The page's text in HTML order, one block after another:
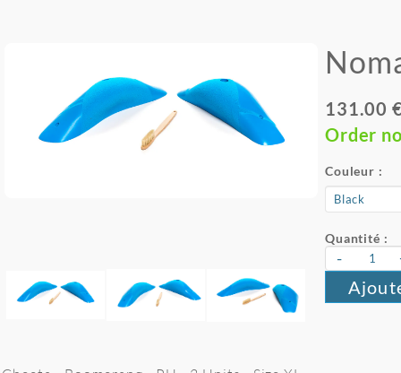
131.00
Order
Couleur :
Quantité :
-